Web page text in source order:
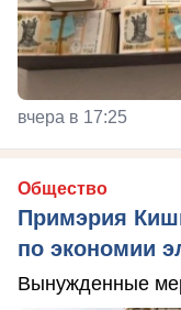
вчера в 17:25
Общество
Примэрия
по экономии
Вынужденные